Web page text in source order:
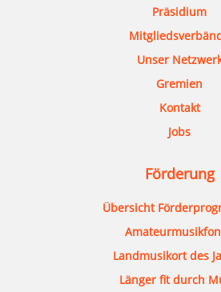
Präsidium
Unser
Gremien
Kontakt
Jobs
Förderung
Übersicht
Landmusikort des
Länger fit durch